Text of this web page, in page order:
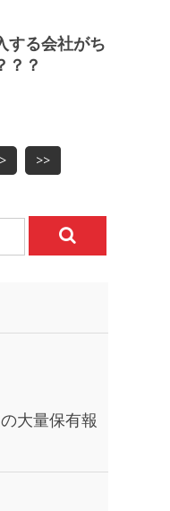
する会社がち
？？
> >>
大量保有報